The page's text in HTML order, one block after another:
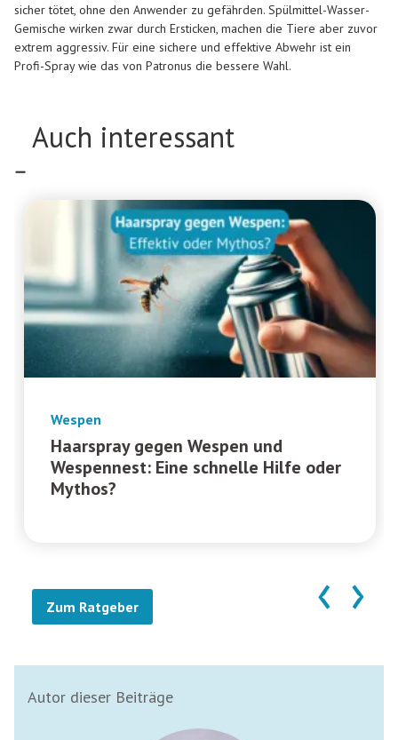
sicher tötet, ohne den Anwender zu gefährden. Spülmittel-Wasser-
Gemische wirken zwar durch Ersticken, machen die Tiere aber zuvor
extrem aggressiv. Für eine sichere und effektive Abwehr ist ein
Profi-Spray wie das von Patronus die bessere Wahl.
Auch interessant
Wespen
Haarspray gegen Wespen und
Wespennest: Eine schnelle Hilfe oder
Mythos?
‹ ›
Zum Ratgeber
Autor dieser Beiträge